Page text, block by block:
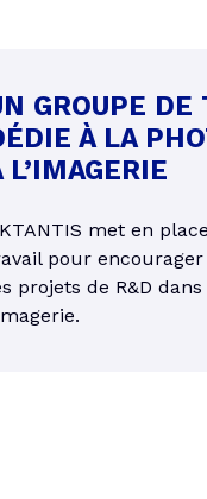
GROUPE DE
À LA
L’IMAGERIE
met en
pour
projets de R&D